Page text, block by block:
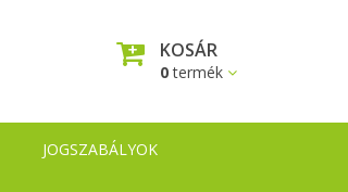
KOSÁR
0termék
JOGSZABÁLYOK